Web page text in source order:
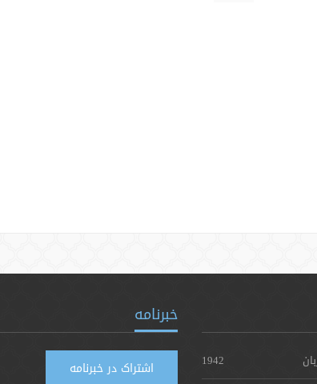
1942
خبرنامه
اشتراک در خبرنامه